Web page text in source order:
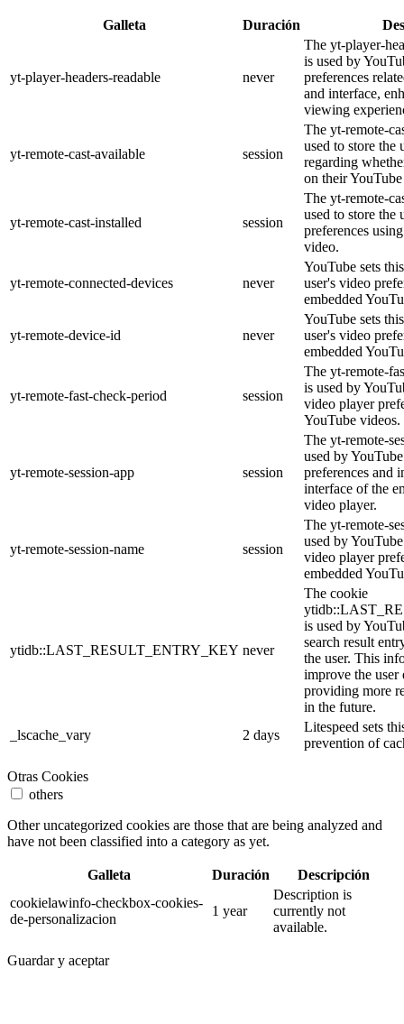
Galleta Duración
yt-player-headers-readable never
The yt-player-
is used by
preferences
and interface,
viewing
yt-remote-cast-available session
The yt-remote-
used to store the
regarding
on their
yt-remote-cast-installed session
The yt-remote-
used to store the
preferences
video.
yt-remote-connected-devices never
YouTube sets
user's video
embedded
yt-remote-device-id never
YouTube sets
user's video
embedded
yt-remote-fast-check-period session
The yt-remote-
is used by
video player
YouTube videos.
yt-remote-session-app session
The yt-remote-
used by
preferences and
interface of the
video player.
yt-remote-session-name session
The yt-remote-
used by
video player
embedded
ytidb::LAST_RESULT_ENTRY_KEY never
The cookie
is used by
search result
the user. This
improve the user
providing more
in the future.
_lscache_vary
2 days
Litespeed sets
prevention of
Otras Cookies
others
Other uncategorized cookies are those that are being analyzed and
have not been classified into a category as yet.
Galleta Duración
Descripción
cookielawinfo-checkbox-cookies-
de-personalizacion
1 year
Description is
currently not
available.
Guardar y aceptar